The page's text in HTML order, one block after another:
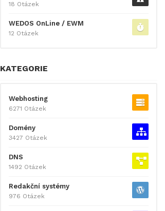
18 Otázek
WEDOS OnLine / EWM
12 Otázek
KATEGORIE
Webhosting
6271 Otázek
Domény
3427 Otázek
DNS
1492 Otázek
Redakční systémy
976 Otázek